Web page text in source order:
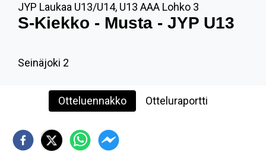
JYP Laukaa U13/U14, U13 AAA Lohko 3
S-Kiekko - Musta - JYP U13
Seinäjoki 2
Otteluennakko Otteluraportti